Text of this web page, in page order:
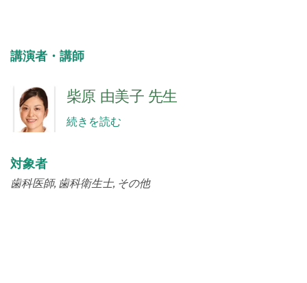
講演者・講師
柴原 由美子 先生
続きを読む
対象者
歯科医師 歯科衛生士 その他